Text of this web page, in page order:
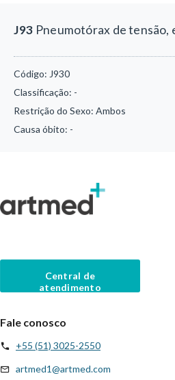
J93 Pneumotórax de tensão,
Código: J930
Classificação: -
Restrição do Sexo: Ambos
Causa óbito: -
Central de
atendimento
Fale conosco
+55 (51) 3025-2550
artmed1@artmed.com